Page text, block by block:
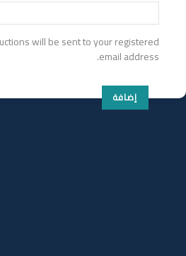
will be sent to your registered
email address.